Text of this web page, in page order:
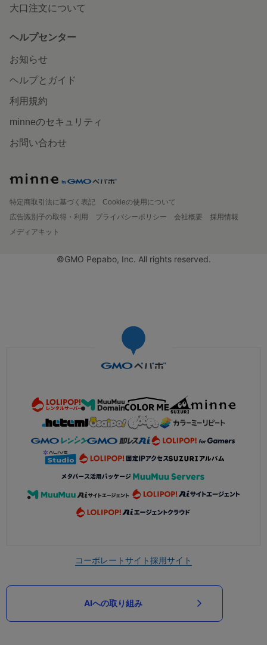
大口注文について
ヘルプセンター
お知らせ
ヘルプとガイド
利用規約
minneのセキュリティ
お問い合わせ
特定商取引法に基づく表記
Cookieの使用について
広告識別子の取得・利用
プライバシーポリシー 会社概要
採用情報
メディアキット
©GMO Pepabo, Inc. All rights reserved.
コーポレートサイト採用サイト
AIへの取り組み